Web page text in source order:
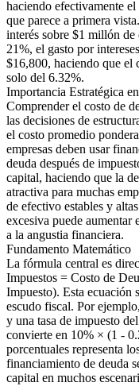
haciendo efectivamente
que parece a primera
interés sobre $1 millón de
21%, el gasto por
$16,800, haciendo que el
solo del 6.32%.
Importancia Estratégica
Comprender el costo de
las decisiones de
el costo promedio
empresas deben usar
deuda después de
capital, haciendo que la
atractiva para muchas
de efectivo estables y
excesiva puede
a la angustia financiera.
Fundamento Matemático
La fórmula central es
Impuestos = Costo de
Impuesto). Esta ecuación
escudo fiscal. Por
y una tasa de impuesto
convierte en 10% × (1 -
porcentuales representa
financiamiento de deuda
capital en muchos